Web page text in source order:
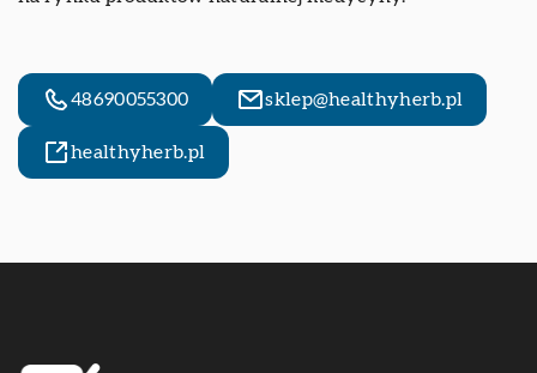
48690055300 sklep@healthyherb.pl
healthyherb.pl